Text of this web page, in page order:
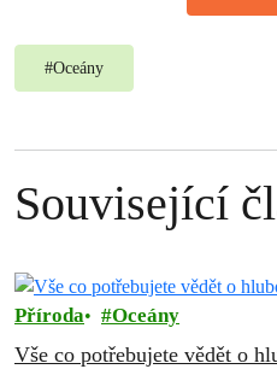
#Oceány
Související
Příroda Oceány
Vše co potřebujete vědět o